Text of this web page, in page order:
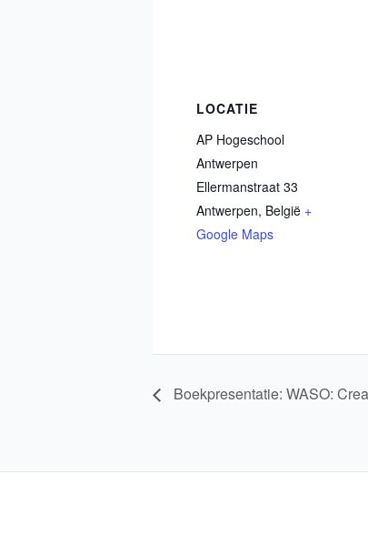
LOCATIE
AP Hogeschool
Antwerpen
Ellermanstraat 33
Antwerpen, België +
Google Maps
Boekpresentatie: WASO: